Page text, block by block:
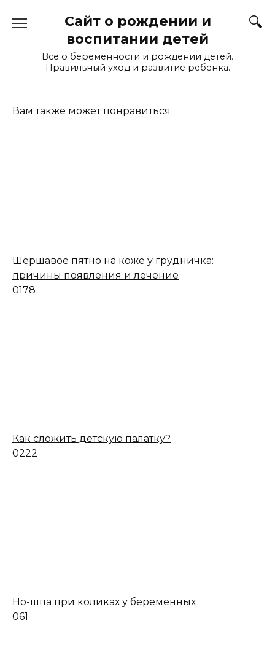
Сайт о рождении и
воспитании детей
Все о беременности и рождении детей.
Правильный уход и развитие ребенка.
Вам также может понравиться
Шершавое пятно на коже у грудничка:
причины появления и лечение
0178
Как сложить детскую палатку?
0222
Но-шпа при коликах у беременных
061